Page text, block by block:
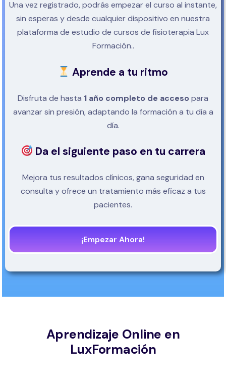
Una vez registrado, podrás empezar el curso al instante,
sin esperas y desde cualquier dispositivo en nuestra
plataforma de estudio de cursos de fisioterapia Lux
Formación..
Aprende a tu ritmo
Disfruta de hasta 1 año completo de acceso para
avanzar sin presión, adaptando la formación a tu día a
día.
Da el siguiente paso en tu carrera
Mejora tus resultados clínicos, gana seguridad en
consulta y ofrece un tratamiento más eficaz a tus
pacientes.
¡Empezar Ahora!
Aprendizaje Online en
LuxFormación